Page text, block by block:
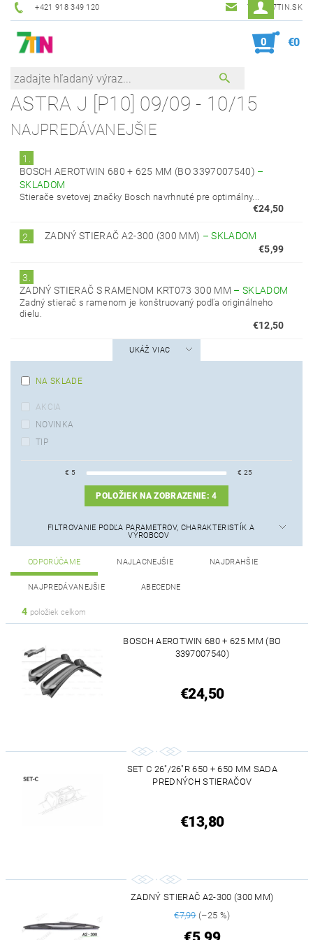
+421 918 349 120 7TIN@7TIN.SK
0 €0
ASTRA J [P10] 09/09 - 10/15
NAJPREDÁVANEJŠIE
1.
BOSCH AEROTWIN 680 + 625 MM (BO 3397007540) –
SKLADOM
Stierače svetovej značky Bosch navrhnuté pre optimálny...
€24,50
2. ZADNÝ STIERAČ A2-300 (300 MM) –SKLADOM
€5,99
3.
ZADNÝ STIERAČ S RAMENOM KRT073 300 MM – SKLADOM
Zadný stierač s ramenom je konštruovaný podľa originálneho
dielu.
€12,50
UKÁŽ VIAC
NA SKLADE
AKCIA
NOVINKA
TIP
€ 5 € 25
POLOŽIEK NA ZOBRAZENIE:4
FILTROVANIE PODĽA PARAMETROV, CHARAKTERISTÍK A
VÝROBCOV
ODPORÚČAME NAJLACNEJŠIE NAJDRAHŠIE
NAJPREDÁVANEJŠIE ABECEDNE
4 položiek celkom
BOSCH AEROTWIN 680 + 625 MM (BO
3397007540)
€24,50
SET C 26"/26"R 650 + 650 MM SADA
PREDNÝCH STIERAČOV
€13,80
ZADNÝ STIERAČ A2-300 (300 MM)
€7,99(–25 %)